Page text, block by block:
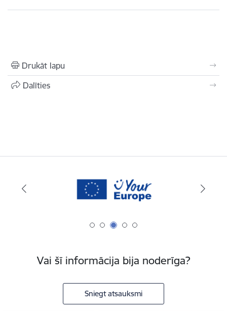
Drukāt lapu
Dalīties
Vai šī informācija bija noderīga?
Sniegt atsauksmi